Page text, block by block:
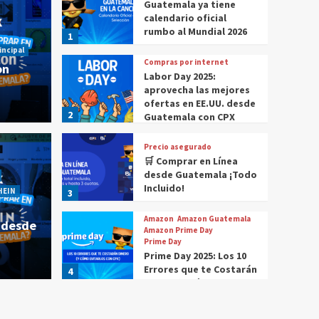
comprar en Amazon Historia Destacada
Noticias
en Amazon desde
1
Guatemala ya tiene
calendario oficial
rumbo al Mundial 2026
2
Compras por internet
Labor Day 2025:
aprovecha las mejores
ofertas en EE.UU. desde
Guatemala con CPX
3
Precio asegurado
🛒 Comprar en Línea
desde Guatemala ¡Todo
Incluido!
4
Amazon Amazon Guatemala
Amazon Prime Day
Prime Day
Prime Day 2025: Los 10
Errores que te Costarán
Dinero (Y Cómo